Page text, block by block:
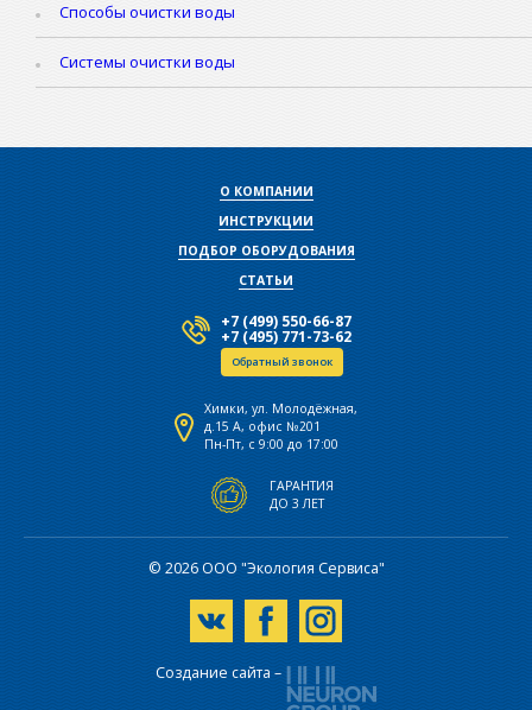
Способы очистки воды
Системы очистки воды
О КОМПАНИИ
ИНСТРУКЦИИ
ПОДБОР ОБОРУДОВАНИЯ
СТАТЬИ
+7 (499) 550-66-87
+7 (495) 771-73-62
Обратный звонок
Химки, ул. Молодёжная,
д.15 А, офис №201
Пн-Пт, с 9:00 до 17:00
ГАРАНТИЯ
ДО 3 ЛЕТ
© 2026 ООО "Экология Сервиса"
Создание сайта –